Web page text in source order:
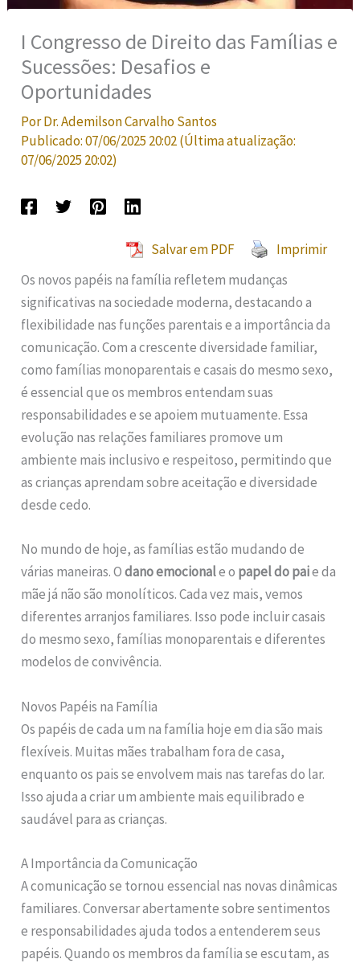
I Congresso de Direito das Famílias e
Sucessões: Desafios e
Oportunidades
PorDr. Ademilson Carvalho Santos
Publicado:07/06/2025 20:02(Última atualização:
07/06/2025 20:02)
Salvar em PDF
Imprimir
Os novos papéis na família refletem mudanças
significativas na sociedade moderna, destacando a
flexibilidade nas funções parentais e a importância da
comunicação. Com a crescente diversidade familiar,
como famílias monoparentais e casais do mesmo sexo,
é essencial que os membros entendam suas
responsabilidades e se apoiem mutuamente. Essa
evolução nas relações familiares promove um
ambiente mais inclusivo e respeitoso, permitindo que
as crianças aprendam sobre aceitação e diversidade
desde cedo.
No mundo de hoje, as famílias estão mudando de
várias maneiras. Odano emocionale o papel do paie da
mãe já não são monolíticos. Cada vez mais, vemos
diferentes arranjos familiares. Isso pode incluir casais
do mesmo sexo, famílias monoparentais e diferentes
modelos de convivência.
Novos Papéis na Família
Os papéis de cada um na família hoje em dia são mais
flexíveis. Muitas mães trabalham fora de casa,
enquanto os pais se envolvem mais nas tarefas do lar.
Isso ajuda a criar um ambiente mais equilibrado e
saudável para as crianças.
A Importância da Comunicação
A comunicação se tornou essencial nas novas dinâmicas
familiares. Conversar abertamente sobre sentimentos
e responsabilidades ajuda todos a entenderem seus
papéis. Quando os membros da família se escutam, as